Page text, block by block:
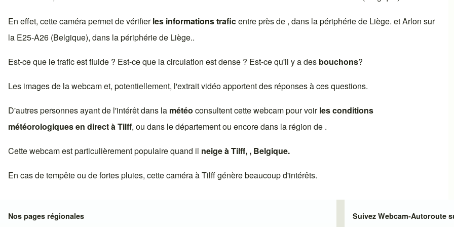
En effet, cette caméra permet de vérifierles informations traficentre près de , dans la périphérie de Liège. etArlon sur
la E25-A26 (Belgique), dans la périphérie de Liège..
Est-ce que le trafic est fluide ? Est-ce que la circulation est dense ? Est-ce qu'il y a des bouchons?
Les images de la webcam et, potentiellement, l'extrait vidéo apportent des réponses à ces questions.
D'autres personnes ayant de l'intérêt dans la météo consultent cette webcam pour voirles conditions
météorologiques en direct àTilff, ou dans le département ou encore dans la région de .
Cette webcam est particulièrement populaire quand il neige àTilff, , Belgique.
En cas de tempête ou de fortes pluies, cette caméra àTilffgénère beaucoup d'intérêts.
Nos pages régionales Suivez Webcam-Autoroute